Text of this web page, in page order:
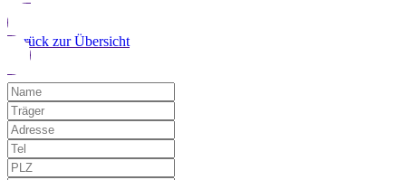
Zurück zur Übersicht